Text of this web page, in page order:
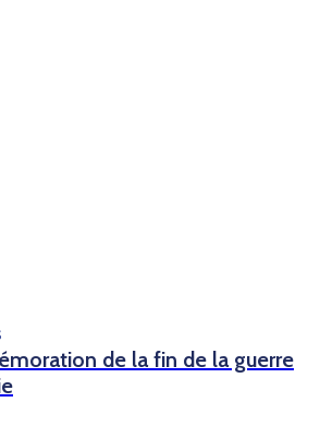
de la fin de la guerre